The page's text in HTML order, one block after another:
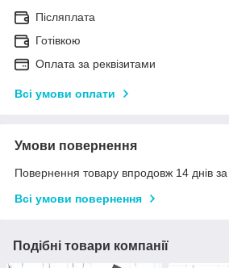
Післяплата
Готівкою
Оплата за реквізитами
Всі умови оплати
Умови повернення
Повернення товару впродовж 14 днів
Всі умови повернення
Подібні товари компанії